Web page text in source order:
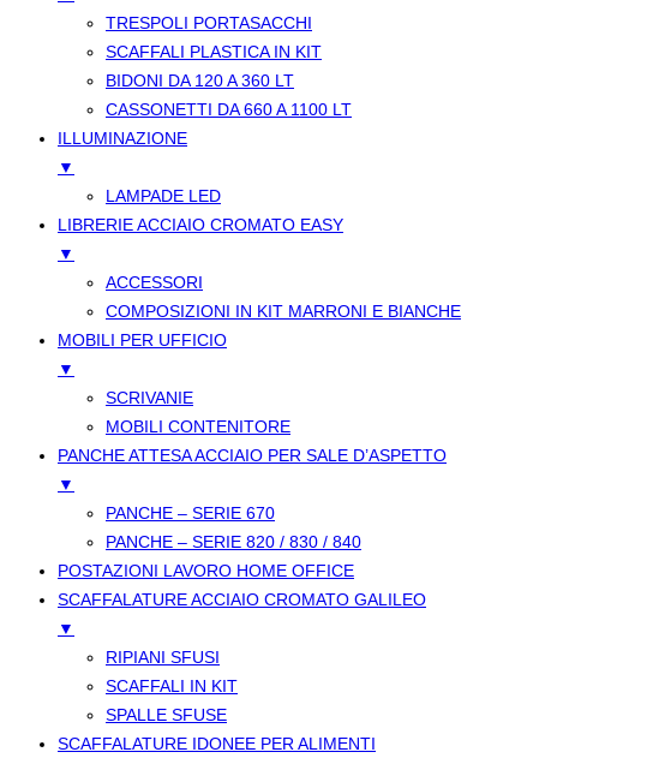
TRESPOLI PORTASACCHI
SCAFFALI PLASTICA IN KIT
BIDONI DA 120 A 360 LT
CASSONETTI DA 660 A 1100 LT
ILLUMINAZIONE
▼
LAMPADE LED
LIBRERIE ACCIAIO CROMATO EASY
▼
ACCESSORI
COMPOSIZIONI IN KIT MARRONI E BIANCHE
MOBILI PER UFFICIO
▼
SCRIVANIE
MOBILI CONTENITORE
PANCHE ATTESA ACCIAIO PER SALE D’ASPETTO
▼
PANCHE – SERIE 670
PANCHE – SERIE 820 / 830 / 840
POSTAZIONI LAVORO HOME OFFICE
SCAFFALATURE ACCIAIO CROMATO GALILEO
▼
RIPIANI SFUSI
SCAFFALI IN KIT
SPALLE SFUSE
SCAFFALATURE IDONEE PER ALIMENTI